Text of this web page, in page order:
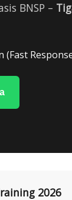
BNSP –
2026